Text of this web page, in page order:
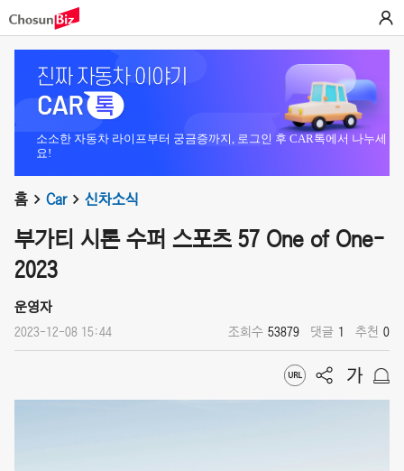
소소한 자동차 라이프부터 궁금증까지, 로그인 후 CAR톡에서 나누세
요!
홈 Car 신차소식
부가티 시론 수퍼 스포츠 57 One of One-
2023
운영자
2023-12-08 15:44 조회수 53879 댓글 1 추천 0